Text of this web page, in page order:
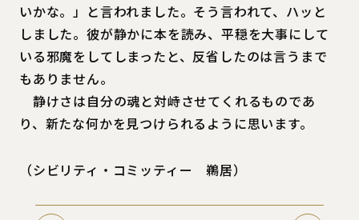
いかな。」と言われました。そう言われて、ハッと
しました。彼が静かに本を読み、平穏を大事にして
いる邪魔をしてしまったと、反省したのは言うまで
もありません。
静けさは自分の魂と対峙させてくれるものであ
り、新たな何かを見つけられるように思います。
（シビリティ・コミッティー 鵜居）